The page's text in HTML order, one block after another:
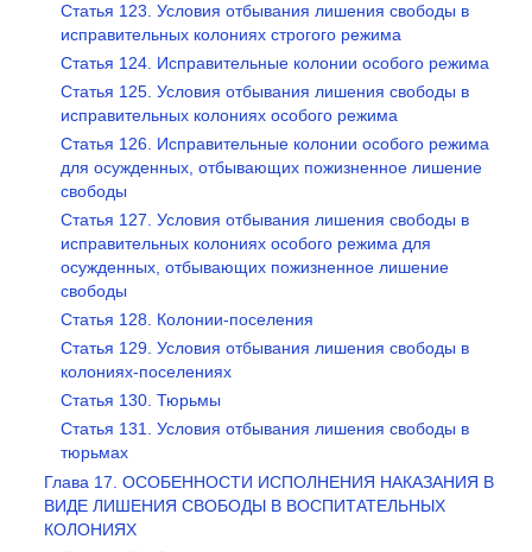
Статья 123. Условия отбывания лишения свободы в
исправительных колониях строгого режима
Статья 124. Исправительные колонии особого режима
Статья 125. Условия отбывания лишения свободы в
исправительных колониях особого режима
Статья 126. Исправительные колонии особого режима
для осужденных, отбывающих пожизненное лишение
свободы
Статья 127. Условия отбывания лишения свободы в
исправительных колониях особого режима для
осужденных, отбывающих пожизненное лишение
свободы
Статья 128. Колонии-поселения
Статья 129. Условия отбывания лишения свободы в
колониях-поселениях
Статья 130. Тюрьмы
Статья 131. Условия отбывания лишения свободы в
тюрьмах
Глава 17. ОСОБЕННОСТИ ИСПОЛНЕНИЯ НАКАЗАНИЯ В
ВИДЕ ЛИШЕНИЯ СВОБОДЫ В ВОСПИТАТЕЛЬНЫХ
КОЛОНИЯХ